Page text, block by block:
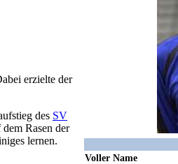
Voller Name
erzielte der
des SV
Rasen der
lernen.